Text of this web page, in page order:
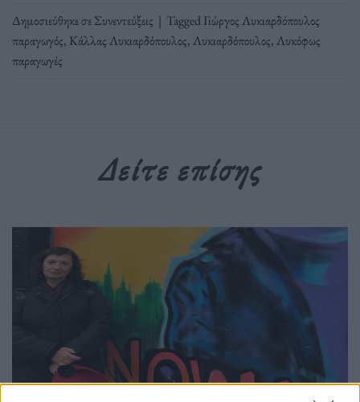
Δημοσιεύθηκε σεΣυνεντεύξεις | TaggedΓιώργος Λυκιαρδόπουλος
παραγωγός, Κάλλας Λυκιαρδόπουλος,Λυκιαρδόπουλος,Λυκόφως
παραγωγές
Δείτε επίσης